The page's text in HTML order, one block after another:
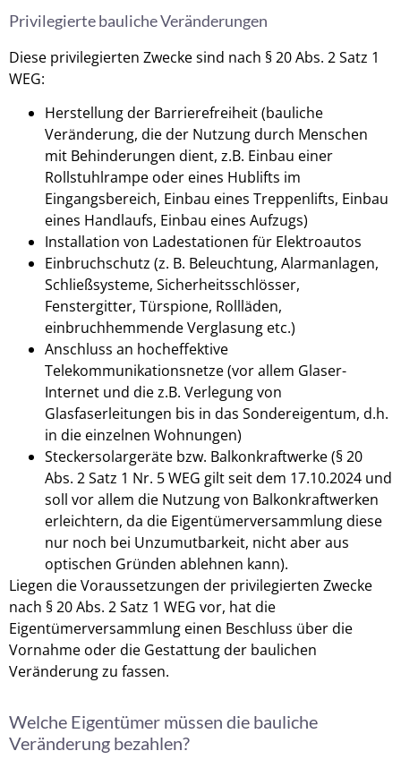
Privilegierte bauliche Veränderungen
Diese privilegierten Zwecke sind nach § 20 Abs. 2 Satz 1
WEG:
Herstellung der Barrierefreiheit (bauliche
Veränderung, die der Nutzung durch Menschen
mit Behinderungen dient, z.B. Einbau einer
Rollstuhlrampe oder eines Hublifts im
Eingangsbereich, Einbau eines Treppenlifts, Einbau
eines Handlaufs, Einbau eines Aufzugs)
Installation von Ladestationen für Elektroautos
Einbruchschutz (z. B. Beleuchtung, Alarmanlagen,
Schließsysteme, Sicherheitsschlösser,
Fenstergitter, Türspione, Rollläden,
einbruchhemmende Verglasung etc.)
Anschluss an hocheffektive
Telekommunikationsnetze (vor allem Glaser-
Internet und die z.B. Verlegung von
Glasfaserleitungen bis in das Sondereigentum, d.h.
in die einzelnen Wohnungen)
Steckersolargeräte bzw. Balkonkraftwerke (§ 20
Abs. 2 Satz 1 Nr. 5 WEG gilt seit dem 17.10.2024 und
soll vor allem die Nutzung von Balkonkraftwerken
erleichtern, da die Eigentümerversammlung diese
nur noch bei Unzumutbarkeit, nicht aber aus
optischen Gründen ablehnen kann).
Liegen die Voraussetzungen der privilegierten Zwecke
nach § 20 Abs. 2 Satz 1 WEG vor, hat die
Eigentümerversammlung einen Beschluss über die
Vornahme oder die Gestattung der baulichen
Veränderung zu fassen.
Welche Eigentümer müssen die bauliche
Veränderung bezahlen?